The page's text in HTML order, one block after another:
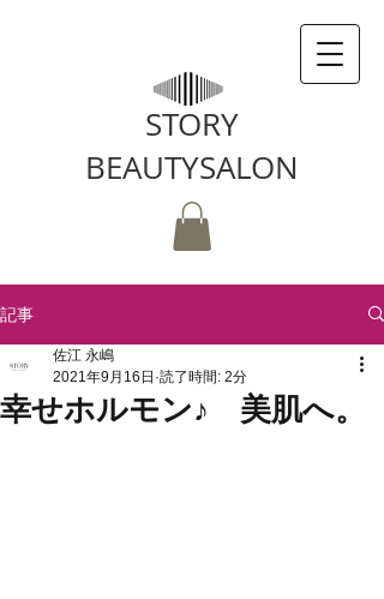
STORY
BEAUTYSALON
記事
幸せホルモン♪ 美肌へ。
佐江 永嶋
2021年9月16日 読了時間: 2分